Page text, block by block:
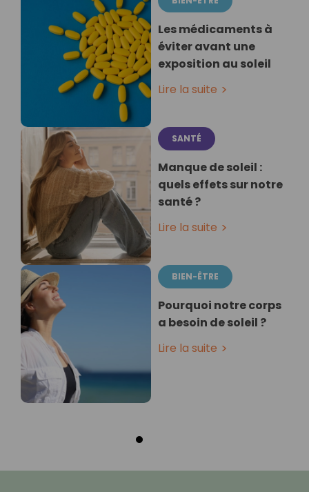
Les médicaments à
éviter avant une
exposition au soleil
Lire la suite
SANTÉ
Manque de soleil :
quels effets sur notre
santé ?
Lire la suite
BIEN-ÊTRE
Pourquoi notre corps
a besoin de soleil ?
Lire la suite